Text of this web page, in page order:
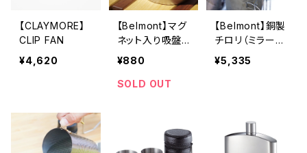
【CLAYMORE】
CLIP FAN
¥4,620
【Belmont】マグ
ネット入り吸盤3
Pセット
¥880
SOLD OUT
【Belmont】銅製
チロリ（ミラー仕
上げ）
¥5,335